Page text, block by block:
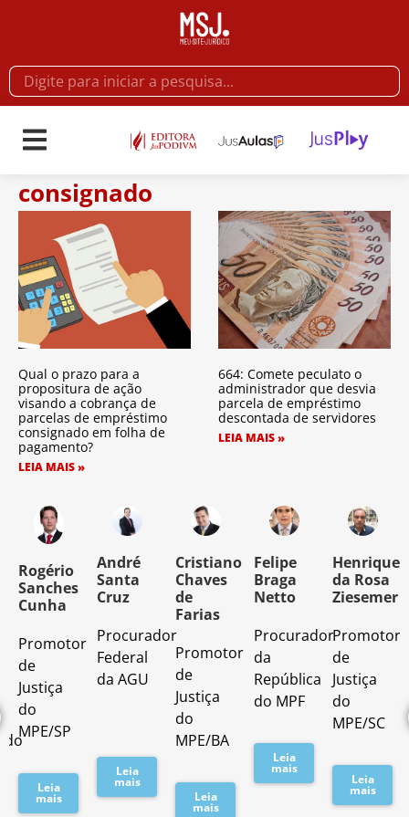
consignado
Qual o prazo para a
propositura de ação
visando a cobrança de
parcelas de empréstimo
consignado em folha de
pagamento?
LEIA MAIS »
664: Comete peculato o
administrador que desvia
parcela de empréstimo
descontada de servidores
LEIA MAIS »
Rogério
Sanches
Cunha
Promotor
de
Justiça
do
MPE/SP
Leia
mais
André
Santa
Cruz
Procurador
Federal
da AGU
Leia
mais
Cristiano
Chaves
de
Farias
Promotor
de
Justiça
do
MPE/BA
Leia
mais
Felipe
Braga
Netto
Procurador
da
República
do MPF
Leia
mais
Henrique
da Rosa
Ziesemer
Promotor
de
Justiça
do
MPE/SC
Leia
mais